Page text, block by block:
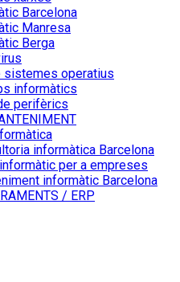
Barcelona
Manresa
Berga
sistemes operatius
informàtics
perifèrics
informàtica Barcelona
per a empreses
informàtic Barcelona
/ ERP